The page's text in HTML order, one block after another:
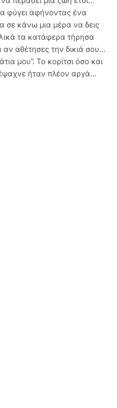
φύγει αφήνοντας ένα
σε κάνω μια μέρα να δεις
τα κατάφερα τήρησα
αθέτησες την δικιά σου…
μου”. Το κορίτσι όσο και
ήταν πλέον αργά…